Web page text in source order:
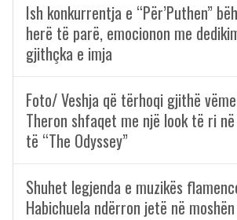
Ish konkurrentja e “Për’Puthen”
herë të parë, emocionon me
gjithçka e imja
Foto/ Veshja që tërhoqi gjithë
Theron shfaqet me një look të ri
të “The Odyssey”
Shuhet legjenda e muzikës
Habichuela ndërron jetë në